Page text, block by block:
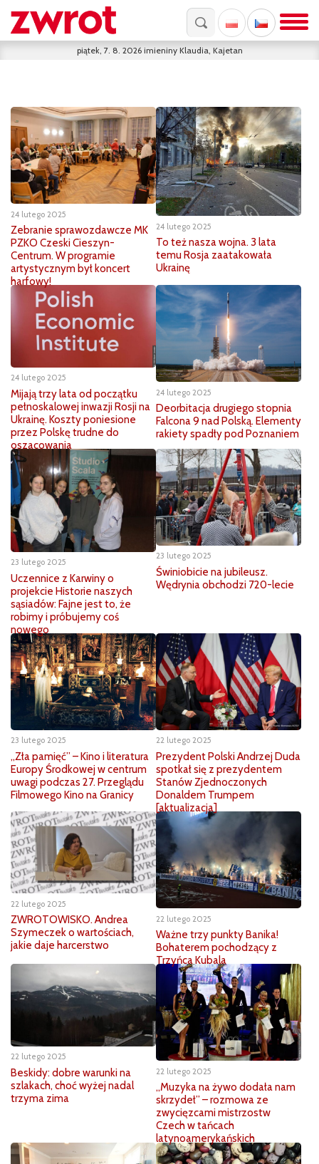
piątek, 7. 8. 2026 imieniny Klaudia, Kajetan
24 lutego 2025
Zebranie sprawozdawcze MK
PZKO Czeski Cieszyn-
Centrum. W programie
artystycznym był koncert
harfowy!
24 lutego 2025
To też nasza wojna. 3 lata
temu Rosja zaatakowała
Ukrainę
24 lutego 2025
Mijają trzy lata od początku
pełnoskalowej inwazji Rosji na
Ukrainę. Koszty poniesione
przez Polskę trudne do
oszacowania
24 lutego 2025
Deorbitacja drugiego stopnia
Falcona 9 nad Polską. Elementy
rakiety spadły pod Poznaniem
23 lutego 2025
Uczennice z Karwiny o
projekcie Historie naszych
sąsiadów: Fajne jest to, że
robimy i próbujemy coś
nowego
23 lutego 2025
Świniobicie na jubileusz.
Wędrynia obchodzi 720-lecie
23 lutego 2025
„Zła pamięć” – Kino i literatura
Europy Środkowej w centrum
uwagi podczas 27. Przeglądu
Filmowego Kino na Granicy
22 lutego 2025
Prezydent Polski Andrzej Duda
spotkał się z prezydentem
Stanów Zjednoczonych
Donaldem Trumpem
[aktualizacja]
22 lutego 2025
ZWROTOWISKO. Andrea
Szymeczek o wartościach,
jakie daje harcerstwo
22 lutego 2025
Ważne trzy punkty Banika!
Bohaterem pochodzący z
Trzyńca Kubala
22 lutego 2025
Beskidy: dobre warunki na
szlakach, choć wyżej nadal
trzyma zima
22 lutego 2025
„Muzyka na żywo dodała nam
skrzydeł” – rozmowa ze
zwycięzcami mistrzostw
Czech w tańcach
latynoamerykańskich